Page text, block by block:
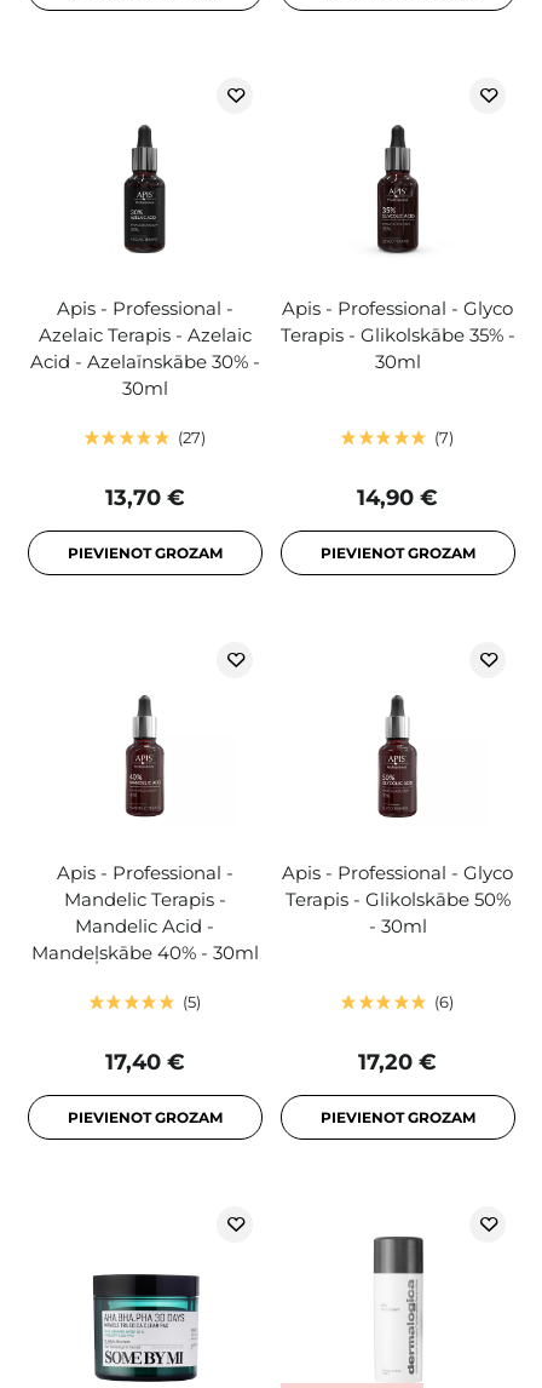
Apis - Professional -
Azelaic Terapis - Azelaic
Acid - Azelaīnskābe 30% -
30ml
27
13,70 €
PIEVIENOT GROZAM
Apis - Professional - Glyco
Terapis - Glikolskābe 35% -
30ml
7
14,90 €
PIEVIENOT GROZAM
Apis - Professional -
Mandelic Terapis -
Mandelic Acid -
Mandeļskābe 40% - 30ml
5
17,40 €
PIEVIENOT GROZAM
Apis - Professional - Glyco
Terapis - Glikolskābe 50%
- 30ml
6
17,20 €
PIEVIENOT GROZAM